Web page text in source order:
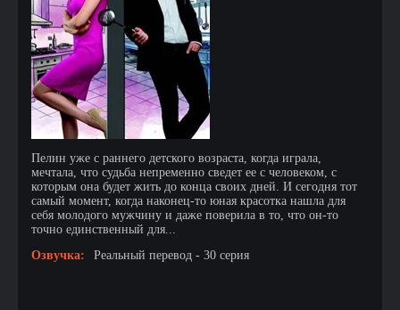
Пелин уже с раннего детского возраста, когда играла,
мечтала, что судьба непременно сведет ее с человеком, с
которым она будет жить до конца своих дней. И сегодня тот
самый момент, когда наконец-то юная красотка нашла для
себя молодого мужчину и даже поверила в то, что он-то
точно единственный для...
Озвучка:
Реальный перевод - 30 серия